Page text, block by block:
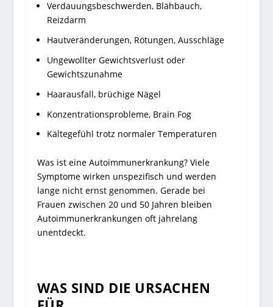
Verdauungsbeschwerden, Blähbauch,
Reizdarm
Hautveränderungen, Rötungen, Ausschläge
Ungewollter Gewichtsverlust oder
Gewichtszunahme
Haarausfall, brüchige Nägel
Konzentrationsprobleme, Brain Fog
Kältegefühl trotz normaler Temperaturen
Was ist eine Autoimmunerkrankung? Viele
Symptome wirken unspezifisch und werden
lange nicht ernst genommen. Gerade bei
Frauen zwischen 20 und 50 Jahren bleiben
Autoimmunerkrankungen oft jahrelang
unentdeckt.
WAS SIND DIE URSACHEN